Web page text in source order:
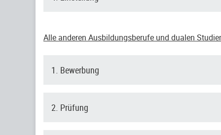
Alle anderen Ausbildungsberufe und dualen
1. Bewerbung
2. Prüfung